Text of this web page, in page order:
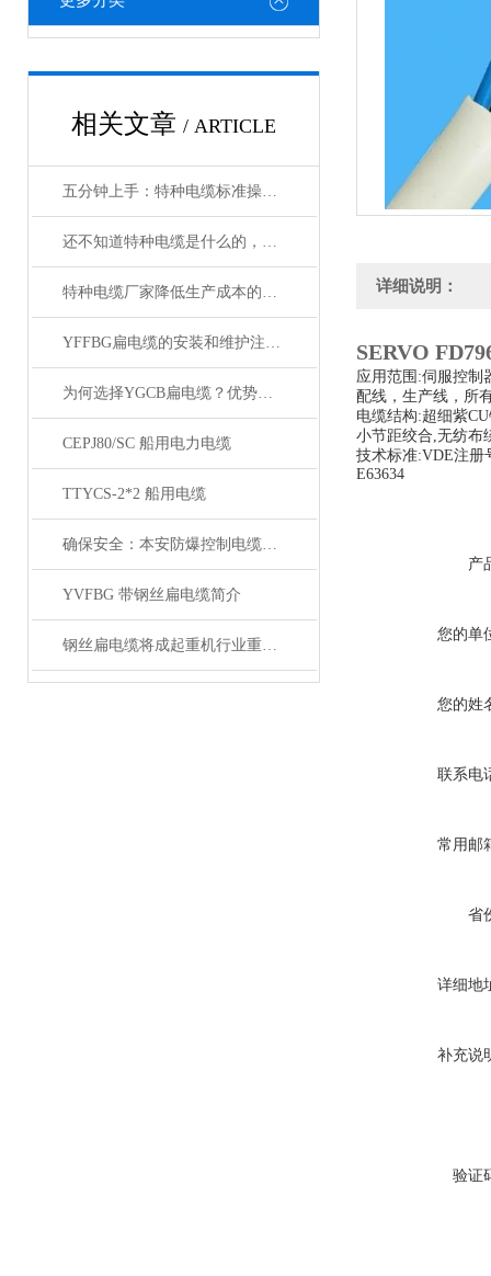
相关文章 / ARTICLE
五分钟上手：特种电缆标准操作流程详解
还不知道特种电缆是什么的，请看这里！
特种电缆厂家降低生产成本的合理手段
YFFBG扁电缆的安装和维护注意事项是什么
为何选择YGCB扁电缆？优势与技术详解
CEPJ80/SC 船用电力电缆
TTYCS-2*2 船用电缆
确保安全：本安防爆控制电缆在工业中的重要性
YVFBG 带钢丝扁电缆简介
钢丝扁电缆将成起重机行业重要的一部分
详细说明：
SERVO
应用范围:伺服控制
配线，生产线，所
电缆结构:超细紫
小节距绞合,无纺布
技术标准:VDE注册
E63634
产
您的单
您的姓
联系电
常用邮
省
详细地
补充说
验证